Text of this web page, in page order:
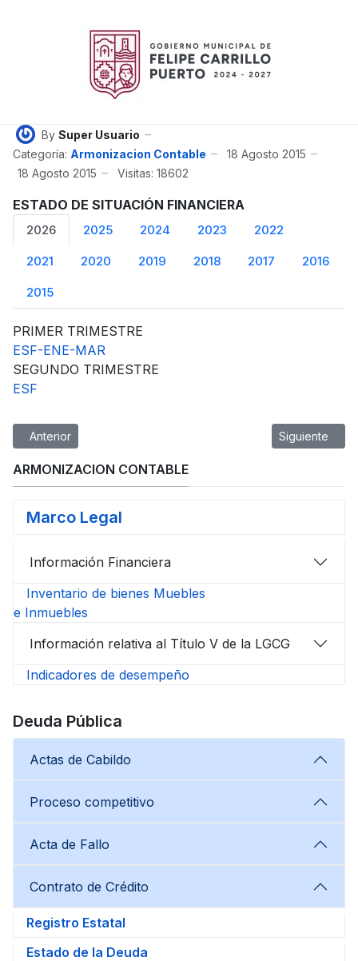
By Super Usuario
Categoría: Armonizacion Contable
18 Agosto 2015
18 Agosto 2015
Visitas: 18602
ESTADO DE SITUACIÓN FINANCIERA
2026 2025 2024 2023 2022
2021 2020 2019 2018 2017 2016
2015
PRIMER TRIMESTRE
ESF-ENE-MAR
SEGUNDO TRIMESTRE
ESF
Artículo anterior: Estado de Variación en la Hacienda Pública
Anterior Artículo
Siguiente
ARMONIZACION CONTABLE
Marco Legal
Información Financiera
Inventario de bienes Muebles
e Inmuebles
Información relativa al Título V de la LGCG
Indicadores de desempeño
Deuda Pública
Actas de Cabildo
Proceso competitivo
Acta de Fallo
Contrato de Crédito
Registro Estatal
Estado de la Deuda